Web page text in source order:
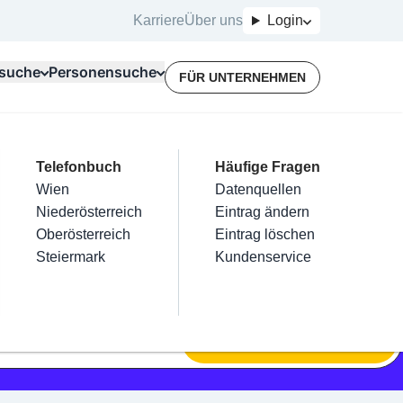
KarriereÜber uns Login
Kategorien
Friseur
Nägel
Haarentfernung
Make-Up
Für Unternehmer
Terminbuchung
Kostenlose Beratung
Top Branchen
Elektriker
Installateure
Maler & Lackierer
Branchen A-Z
Mein Firmeneintrag
Eintrag hinzufügen
Eintrag beanspruchen
Eintrag verwalten
Eintrag bewerben
Personensuche
Telefonbuch
Wien
Niederösterreich
Oberösterreich
Steiermark
Häufige Fragen
Datenquellen
Eintrag ändern
Eintrag löschen
Kundenservice
FÜR UNTERNEHMEN